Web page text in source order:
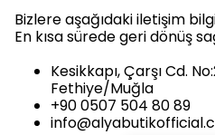
Bizlere aşağıdaki iletişim
En kısa sürede geri dönüş
Kesikkapı, Çarşı Cd.
Fethiye/Muğla
+90 0507 504 80 89